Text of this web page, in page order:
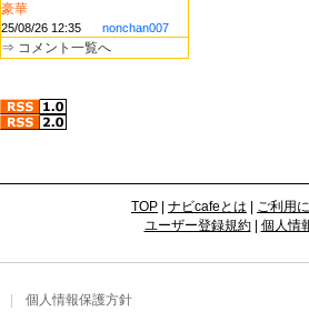
豪華
25/08/26 12:35 nonchan007
⇒ コメント一覧へ
TOP ナビcafeとは
ご利用
ユーザー登録規約| 個人情
個人情報保護方針